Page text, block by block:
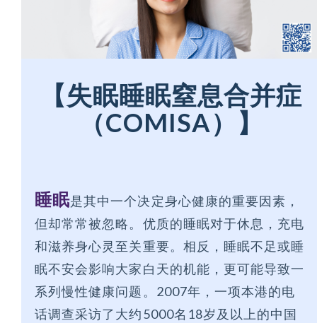
【失眠睡眠窒息合并症
（COMISA）】
睡眠是其中一个决定身心健康的重要因素，
但却常常被忽略。优质的睡眠对于休息，充电
和滋养身心灵至关重要。相反，睡眠不足或睡
眠不安会影响大家白天的机能，更可能导致一
系列慢性健康问题。2007年，一项本港的电
话调查采访了大约5000名18岁及以上的中国